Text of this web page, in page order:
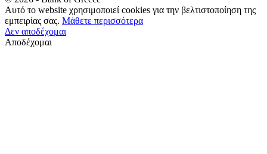
Αυτό το website χρησιμοποιεί cookies για την βελτιστοποίηση της
εμπειρίας σας. Μάθετε περισσότερα
Δεν αποδέχομαι
Αποδέχομαι